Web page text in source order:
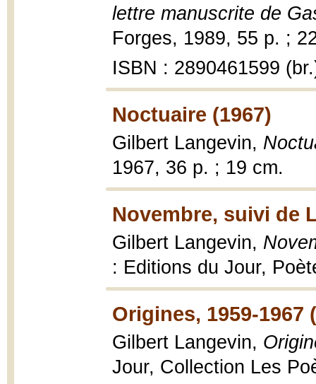
lettre manuscrite de
Forges, 1989, 55 p. ;
ISBN : 2890461599
Noctuaire (1967)
Gilbert Langevin,
1967, 36 p. ; 19 cm.
Novembre, suivi de
Gilbert Langevin,
: Editions du Jour,
Origines, 1959-1967
Gilbert Langevin,
Jour, Collection Les